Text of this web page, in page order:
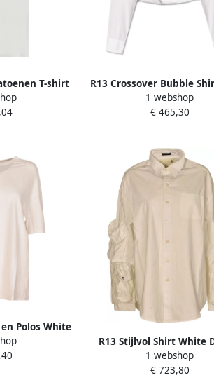
T-shirt
R13 Crossover Bubble
Dames
1 webshop
€ 465,30
Polos White
R13 Stijlvol Shirt White
1 webshop
€ 723,80